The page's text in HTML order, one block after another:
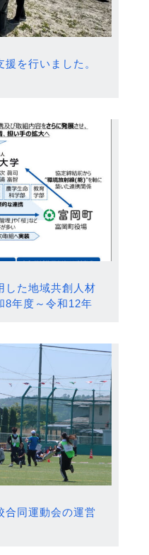
を行いました。
した地域共創人材
8年度～令和12年
合同運動会の運営